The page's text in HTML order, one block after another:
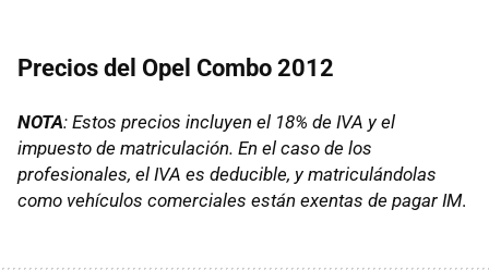
Precios del Opel Combo 2012
NOTA: Estos precios incluyen el 18% de IVA y el
impuesto de matriculación. En el caso de los
profesionales, el IVA es deducible, y matriculándolas
como vehículos comerciales están exentas de pagar IM.